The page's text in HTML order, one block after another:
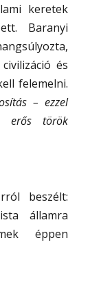
keretek
Baranyi
és
felemelni.
– ezzel
erős török
beszélt:
államra
éppen